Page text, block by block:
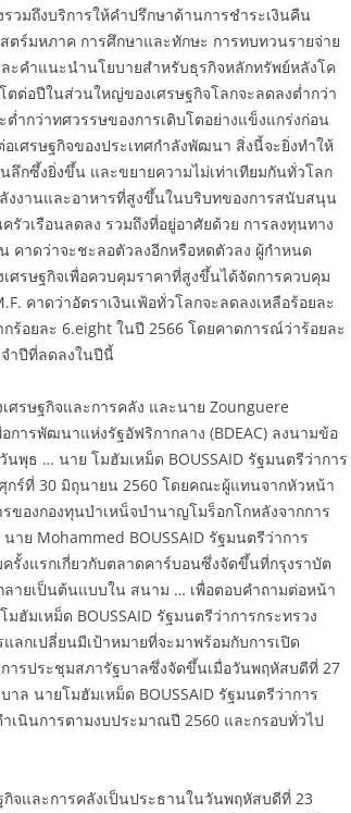
วมถึงบริการให้คำปรึกษาด้านการชำระเงินคืน
ตร์มหภาค การศึกษาและทักษะ การทบทวนรายจ่าย
ะคำแนะนำนโยบายสำหรับธุรกิจหลักทรัพย์หลังโค
ต่อปีในส่วนใหญ่ของเศรษฐกิจโลกจะลดลงต่ำกว่า
ำกว่าทศวรรษของการเติบโตอย่างแข็งแกร่งก่อน
อเศรษฐกิจของประเทศกำลังพัฒนา สิ่งนี้จะยิ่งทำให้
กซึ้งยิ่งขึ้น และขยายความไม่เท่าเทียมกันทั่วโลก
งงานและอาหารที่สูงขึ้นในบริบทของการสนับสนุน
รัวเรือนลดลง รวมถึงที่อยู่อาศัยด้วย การลงทุนทาง
คาดว่าจะชะลอตัวลงอีกหรือหดตัวลง ผู้กำหนด
ศรษฐกิจเพื่อควบคุมราคาที่สูงขึ้นได้จัดการควบคุม
คาดว่าอัตราเงินเฟ้อทั่วโลกจะลดลงเหลือร้อยละ
อยละ 6.eight ในปี 2566 โดยคาดการณ์ว่าร้อยละ
จำปีที่ลดลงในปีนี้
ศรษฐกิจและการคลัง และนาย Zounguere
การพัฒนาแห่งรัฐอัฟริกากลาง (BDEAC) ลงนามข้อ
พุธ … นาย โมฮัมเหม็ด BOUSSAID รัฐมนตรีว่าการ
กร์ที่ 30 มิถุนายน 2560 โดยคณะผู้แทนจากหัวหน้า
องกองทุนบำเหน็จบำนาญโมร็อกโกหลังจากการ
ย Mohammed BOUSSAID รัฐมนตรีว่าการ
รั้งแรกเกี่ยวกับตลาดคาร์บอนซึ่งจัดขึ้นที่กรุงราบัต
ายเป็นต้นแบบใน สนาม … เพื่อตอบคำถามต่อหน้า
ฮัมเหม็ด BOUSSAID รัฐมนตรีว่าการกระทรวง
ลกเปลี่ยนมีเป้าหมายที่จะมาพร้อมกับการเปิด
ารประชุมสภารัฐบาลซึ่งจัดขึ้นเมื่อวันพฤหัสบดีที่ 27
ล นายโมฮัมเหม็ด BOUSSAID รัฐมนตรีว่าการ
เนินการตามงบประมาณปี 2560 และกรอบทั่วไป
จและการคลังเป็นประธานในวันพฤหัสบดีที่ 23